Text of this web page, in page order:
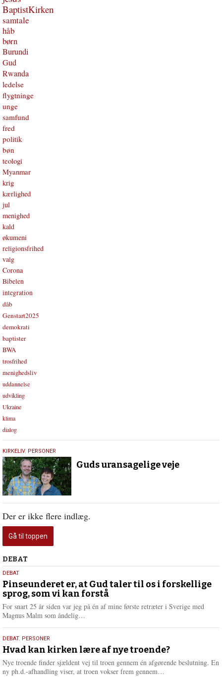
BaptistKirken
samtale
håb
børn
Burundi
Gud
Rwanda
ledelse
flygtninge
unge
samfund
fred
politik
bøn
teologi
Myanmar
krig
kærlighed
jul
menighed
kald
økumeni
religionsfrihed
valg
Corona
Bibelen
integration
dåb
Genstart2025
demokrati
baptister
BWA
trosfrihed
menighedsliv
uddannelse
udvikling
Ukraine
klima
dialog
16.
september
2019
KIRKELIV, PERSONER
Guds uransagelige veje
Der er ikke flere indlæg.
Gå til toppen
Debat
DEBAT
5.
august
2026
DEBAT
Pinseunderet er, at Gud taler til os i forskellige
sprog, som vi kan forstå
For snart 25 år siden var jeg på én af mine første retræter i Sverige med
Magnus Malm som åndelig…
e
r
e
25.
juli
2026
DEBAT, PERSONER
Hvad kan kirken lære af nye troende?
Nye troende finder sjældent vej til troen gennem én afgørende beslutning. En
ny ph.d.-afhandling viser, at troen vokser frem gennem…